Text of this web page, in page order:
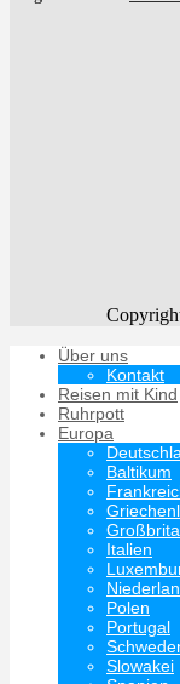
Über uns
Kontakt
Reisen mit Kind
Ruhrpott
Europa
Baltikum
Italien
Polen
Portugal
Slowakei